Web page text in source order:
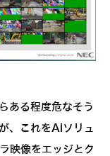
ある程度危なそう
、これをAIソリュ
映像をエッジとク